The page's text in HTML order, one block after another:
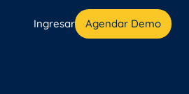
Ingresar Agendar Demo